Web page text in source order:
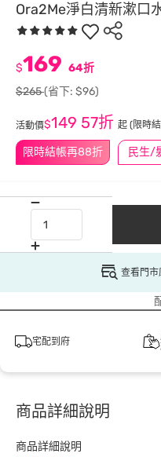
Ora2Me淨白清新漱口
限時結帳再88折
$169 64折
$265(省下: $96)
活動價$149 57折 起 (限時
查看門市
宅配到府
商品詳細說明
商品詳細說明